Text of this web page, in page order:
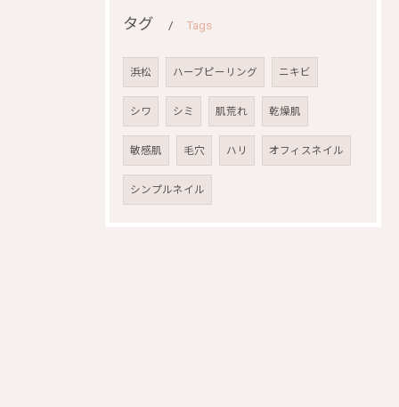
タグ Tags
浜松 ハーブピーリング ニキビ
シワ シミ 肌荒れ 乾燥肌
敏感肌 毛穴 ハリ オフィスネイル
シンプルネイル